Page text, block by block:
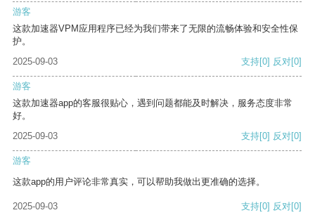
游客
这款加速器VPM应用程序已经为我们带来了无限的流畅体验和安全性保
护。
2025-09-03
支持[0] 反对[0]
游客
这款加速器app的客服很贴心，遇到问题都能及时解决，服务态度非常
好。
2025-09-03
支持[0] 反对[0]
游客
这款app的用户评论非常真实，可以帮助我做出更准确的选择。
2025-09-03 支持[0] 反对[0]